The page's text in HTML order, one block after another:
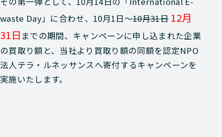
waste Day」に合わせ、10月1日〜10月31日 12月
31日 までの期間、キャンペーンに申し込まれた企業
の買取り額と、当社より買取り額の同額を認定NPO
法人テラ・ルネッサンスへ寄付するキャンペーンを
実施いたします。